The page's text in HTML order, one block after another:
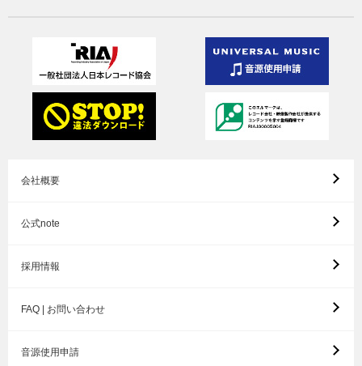
会社概要
公式note
採用情報
FAQ | お問い合わせ
音源使用申請